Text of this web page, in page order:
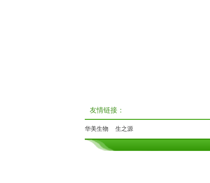
友情链接：
华美生物 生之源